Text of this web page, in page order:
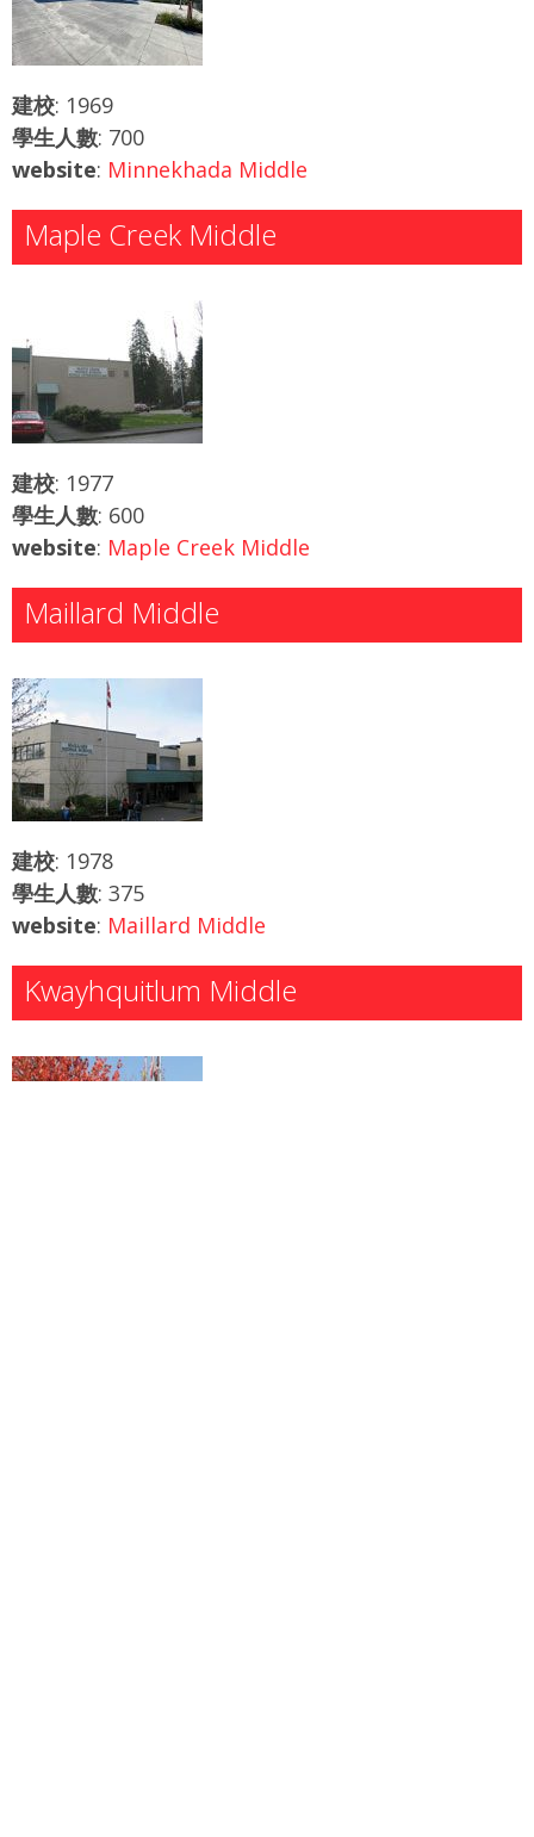
建校: 1969
學生人數: 700
website: Minnekhada Middle
Maple Creek Middle
建校: 1977
學生人數: 600
website: Maple Creek Middle
Maillard Middle
建校: 1978
學生人數: 375
website: Maillard Middle
Kwayhquitlum Middle